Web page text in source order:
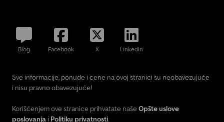
Blog Facebook X LinkedIn
Sve informacije, ponude i cene na ovoj stranici su neobavezujuće
i nisu pravno obavezujuće!
Korišćenjem ove stranice prihvatate naše Opšte uslove
poslovanja i Politiku privatnosti.